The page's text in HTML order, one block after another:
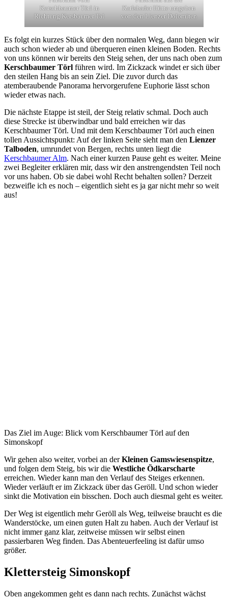
Kerschbaumer Törl in
Richtung Kersbaumer Tal
Karlsbader Hütte umgeben
von den Lienzer Dolomiten
Es folgt ein kurzes Stück über den normalen Weg, dann biegen wir
auch schon wieder ab und überqueren einen kleinen Boden. Rechts
von uns können wir bereits den Steig sehen, der uns nach oben zum
Kerschbaumer Törl führen wird. Im Zickzack windet er sich über
den steilen Hang bis an sein Ziel. Die zuvor durch das
atemberaubende Panorama hervorgerufene Euphorie lässt schon
wieder etwas nach.
Die nächste Etappe ist steil, der Steig relativ schmal. Doch auch
diese Strecke ist überwindbar und bald erreichen wir das
Kerschbaumer Törl. Und mit dem Kerschbaumer Törl auch einen
tollen Aussichtspunkt: Auf der linken Seite sieht man den Lienzer
Talboden, umrundet von Bergen, rechts unten liegt die
Kerschbaumer Alm. Nach einer kurzen Pause geht es weiter. Meine
zwei Begleiter erklären mir, dass wir den anstrengendsten Teil noch
vor uns haben. Ob sie dabei wohl Recht behalten sollen? Derzeit
bezweifle ich es noch – eigentlich sieht es ja gar nicht mehr so weit
aus!
Das Ziel im Auge: Blick vom Kerschbaumer Törl auf den
Simonskopf
Wir gehen also weiter, vorbei an derKleinen Gamswiesenspitze,
und folgen dem Steig, bis wir die Westliche Ödkarscharte
erreichen. Wieder kann man den Verlauf des Steiges erkennen.
Wieder verläuft er im Zickzack über das Geröll. Und schon wieder
sinkt die Motivation ein bisschen. Doch auch diesmal geht es weiter.
Der Weg ist eigentlich mehr Geröll als Weg, teilweise braucht es die
Wanderstöcke, um einen guten Halt zu haben. Auch der Verlauf ist
nicht immer ganz klar, zeitweise müssen wir selbst einen
passierbaren Weg finden. Das Abenteuerfeeling ist dafür umso
größer.
Klettersteig Simonskopf
Oben angekommen geht es dann nach rechts. Zunächst wächst